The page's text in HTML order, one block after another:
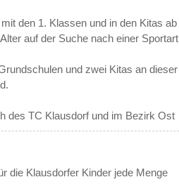
den 1. Klassen und in den Kitas ab
auf der Suche nach einer Sportart
und zwei Kitas an dieser
des TC Klausdorf und im Bezirk Ost
die Klausdorfer Kinder jede Menge